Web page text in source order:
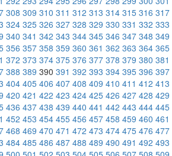
308 309 310 311 312 313 314 315 316 317
324 325 326 327 328 329 330 331 332 333
340 341 342 343 344 345 346 347 348 349
356 357 358 359 360 361 362 363 364 365
372 373 374 375 376 377 378 379 380 381
388 389 390 391 392 393 394 395 396 397
404 405 406 407 408 409 410 411 412 413
420 421 422 423 424 425 426 427 428 429
436 437 438 439 440 441 442 443 444 445
452 453 454 455 456 457 458 459 460 461
468 469 470 471 472 473 474 475 476 477
484 485 486 487 488 489 490 491 492 493